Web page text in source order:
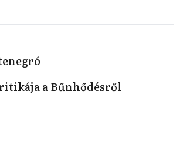
a Bűnhődésről